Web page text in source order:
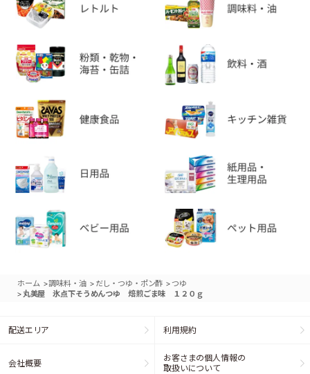
ホーム >調味料・油 > だし・つゆ・ポン酢 > つゆ
> 丸美屋 氷点下そうめんつゆ 焙煎ごま味 １２０ｇ
配送エリア 利用規約
会社概要
お客さまの個人情報の
取扱いについて